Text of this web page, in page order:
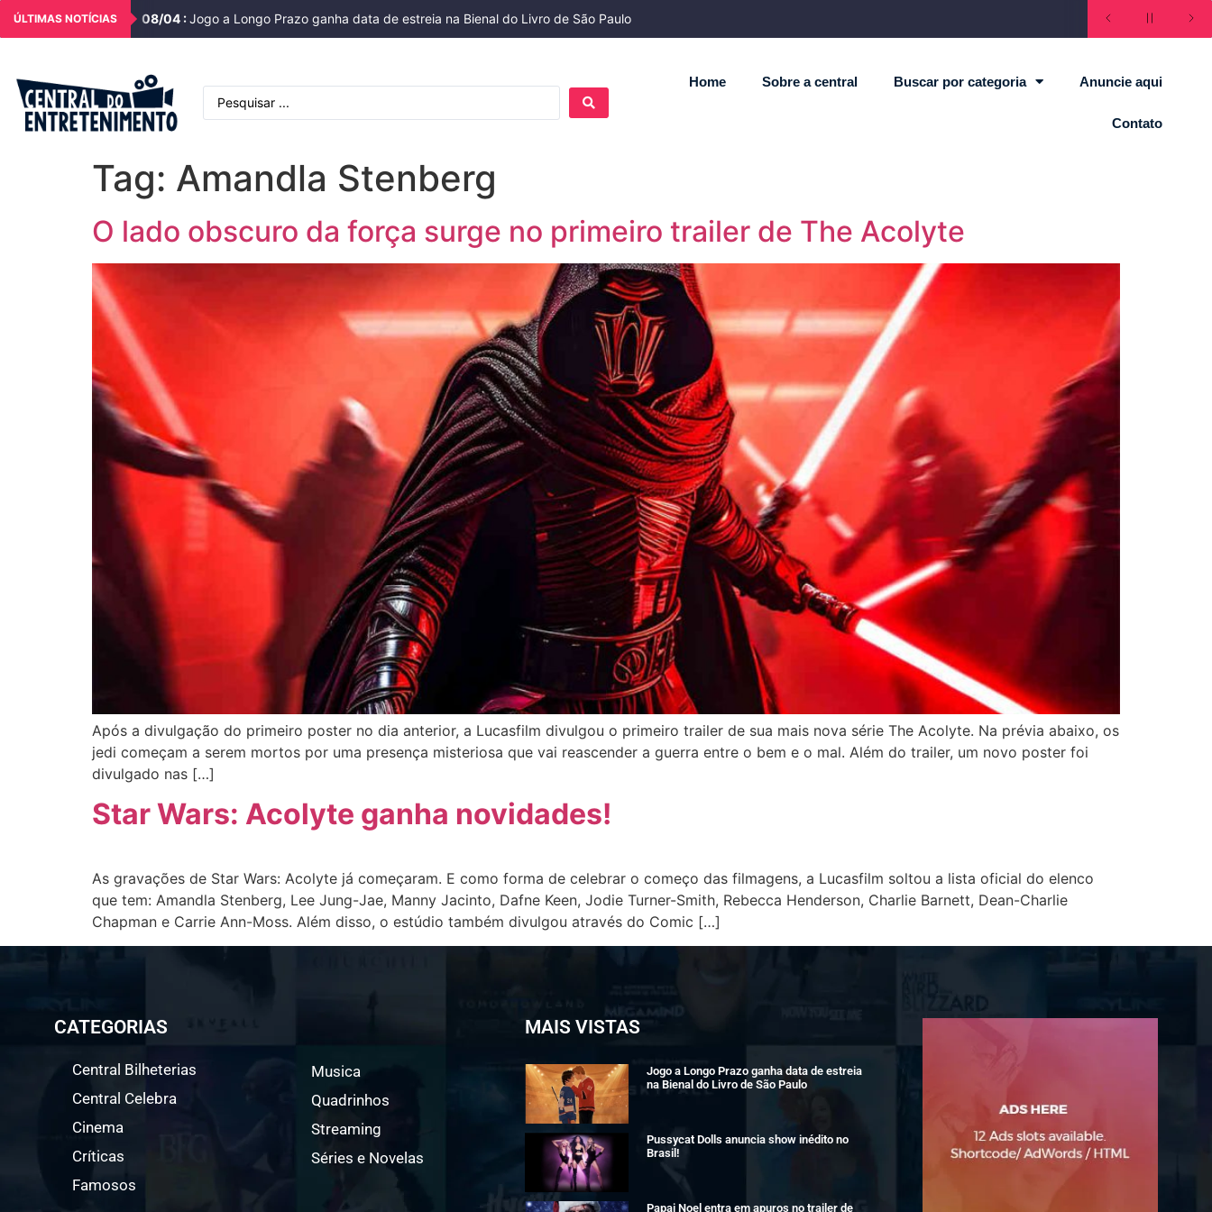
ÚLTIMAS NOTÍCIAS 08/04 :Jogo a Longo Prazo ganha data de estreia na Bienal do Livro de São Paulo
Home Sobre a central Buscar por categoria Anuncie aqui
Contato
Tag: Amandla Stenberg
O lado obscuro da força surge no primeiro trailer de The Acolyte
Após a divulgação do primeiro poster no dia anterior, a Lucasfilm divulgou o primeiro trailer de sua mais nova série The Acolyte. Na prévia abaixo, os
jedi começam a serem mortos por uma presença misteriosa que vai reascender a guerra entre o bem e o mal. Além do trailer, um novo poster foi
divulgado nas […]
Star Wars: Acolyte ganha novidades!
As gravações de Star Wars: Acolyte já começaram. E como forma de celebrar o começo das filmagens, a Lucasfilm soltou a lista oficial do elenco
que tem: Amandla Stenberg, Lee Jung-Jae, Manny Jacinto, Dafne Keen, Jodie Turner-Smith, Rebecca Henderson, Charlie Barnett, Dean-Charlie
Chapman e Carrie Ann-Moss. Além disso, o estúdio também divulgou através do Comic […]
CATEGORIAS
Central Bilheterias
Central Celebra
Cinema
Críticas
Famosos
Musica
Quadrinhos
Streaming
Séries e Novelas
MAIS VISTAS
Jogo a Longo Prazo ganha data de estreia
na Bienal do Livro de São Paulo
Pussycat Dolls anuncia show inédito no
Brasil!
Papai Noel entra em apuros no trailer de